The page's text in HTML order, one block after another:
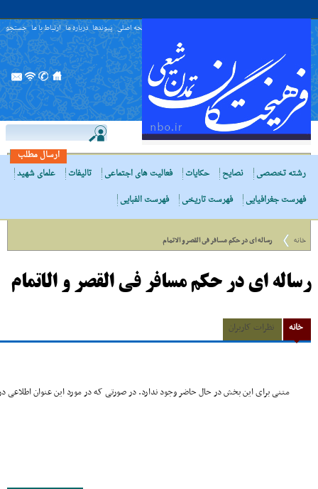
صفحه اصلی پیوندها درباره ما ارتباط با ما جستجو
ارسال مطلب
رشته تخصصی
نصایح حکایات فعالیت های اجتماعی تالیفات
علمای شهید
فهرست جغرافیایی
فهرست تاریخی فهرست الفبایی
خانه رساله اى در حکم مسافر فى القصر و الاتمام
رساله اى در حکم مسافر فى القصر و الاتمام
خانه نظرات کاربران
متنی برای این بخش در حال حاضر وجود ندارد. در صورتی که در مورد این عنوان اطلاعی